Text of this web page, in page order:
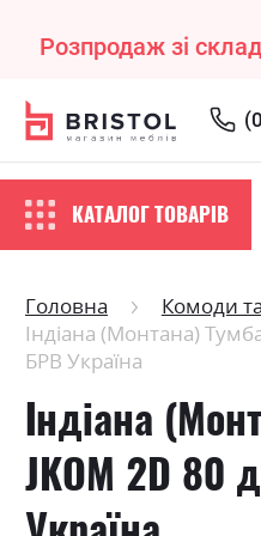
Розпродаж зі
КАТАЛОГ ТОВАРІВ
Головна Комоди
Індіана (Монтана)
БРВ Україна
Індіана
JKOM 2D 80